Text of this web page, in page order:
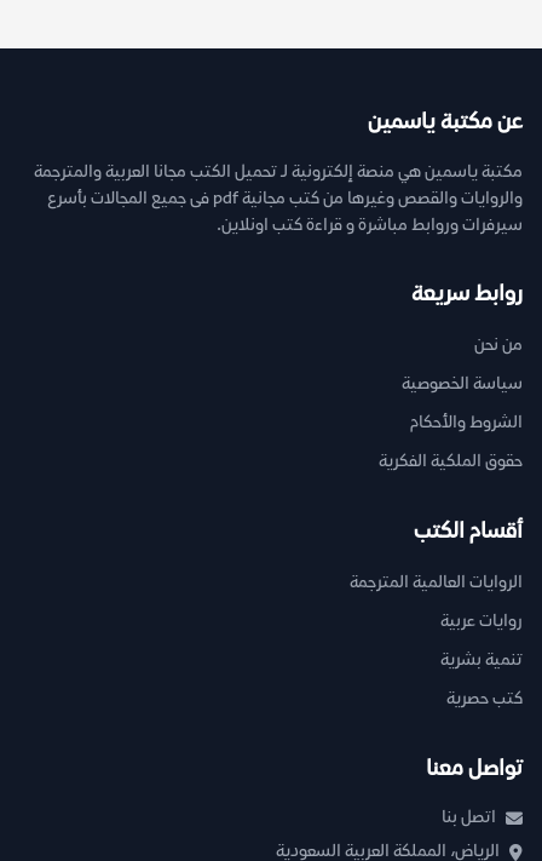
عن مكتبة ياسمين
مكتبة ياسمين هي منصة إلكترونية لـ تحميل الكتب مجانا العربية والمترجمة
والروايات والقصص وغيرها من كتب مجانية pdf فى جميع المجالات بأسرع
سيرفرات وروابط مباشرة و قراءة كتب اونلاين.
روابط سريعة
من نحن
سياسة الخصوصية
الشروط والأحكام
حقوق الملكية الفكرية
أقسام الكتب
الروايات العالمية المترجمة
روايات عربية
تنمية بشرية
كتب حصرية
تواصل معنا
اتصل بنا
الرياض، المملكة العربية السعودية